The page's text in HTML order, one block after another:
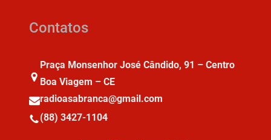
Contatos
Praça Monsenhor José Cândido, 91 – Centro
Boa Viagem – CE
radioasabranca@gmail.com
(88) 3427-1104